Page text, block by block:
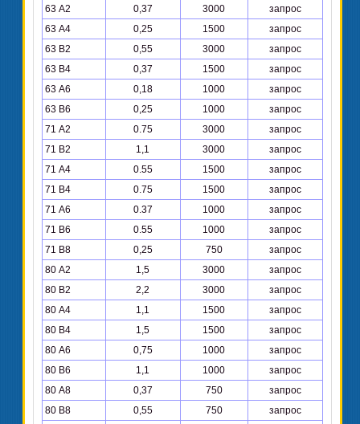
63 А2
0,37 3000
запрос
63 А4
0,25 1500
запрос
63 В2
0,55 3000
запрос
63 В4
0,37 1500
запрос
63 А6
0,18 1000
запрос
63 В6
0,25 1000
запрос
71 А2
0.75 3000
запрос
71 В2
1,1 3000
запрос
71 А4
0.55 1500
запрос
71 В4
0.75 1500
запрос
71 А6
0.37 1000
запрос
71 В6
0.55 1000
запрос
71 В8
0,25 750
запрос
80 А2
1,5 3000
запрос
80 В2
2,2 3000
запрос
80 А4
1,1 1500
запрос
80 В4
1,5 1500
запрос
80 А6
0,75 1000
запрос
80 В6
1,1 1000
запрос
80 А8
0,37 750
запрос
80 В8
0,55 750
запрос